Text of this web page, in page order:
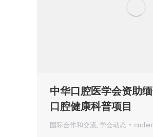
中华口腔医学会资助
口腔健康科普项目
国际合作和交流 学会动态